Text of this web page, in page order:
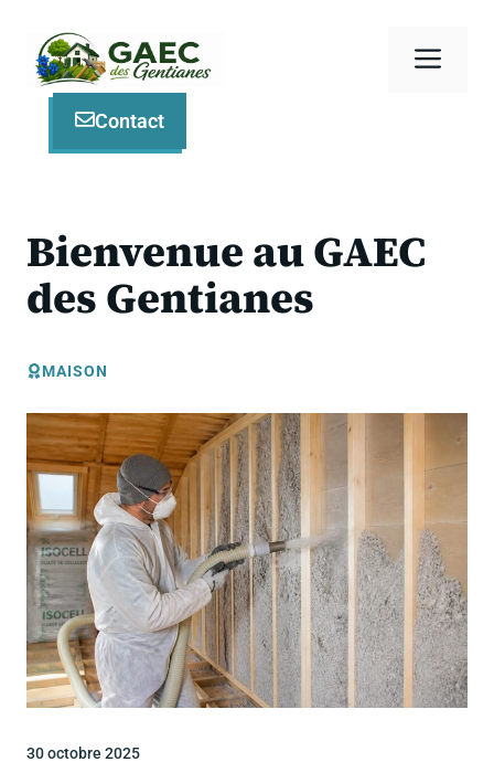
contenu
Contact
Bienvenue au GAEC
des Gentianes
MAISON
30 octobre 2025